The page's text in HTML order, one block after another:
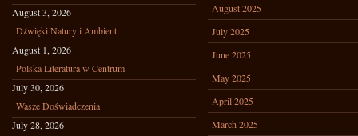
August 3, 2026
Dźwięki Natury i Ambient
August 1, 2026
Polska Literatura w Centrum
July 30, 2026
Wasze Doświadczenia
July 28, 2026
August 2025
July 2025
June 2025
May 2025
April 2025
March 2025